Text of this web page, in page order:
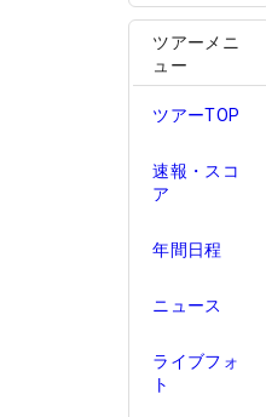
ツアーメニ
ュー
ツアーTOP
速報・スコ
ア
年間日程
ニュース
ライブフォ
ト